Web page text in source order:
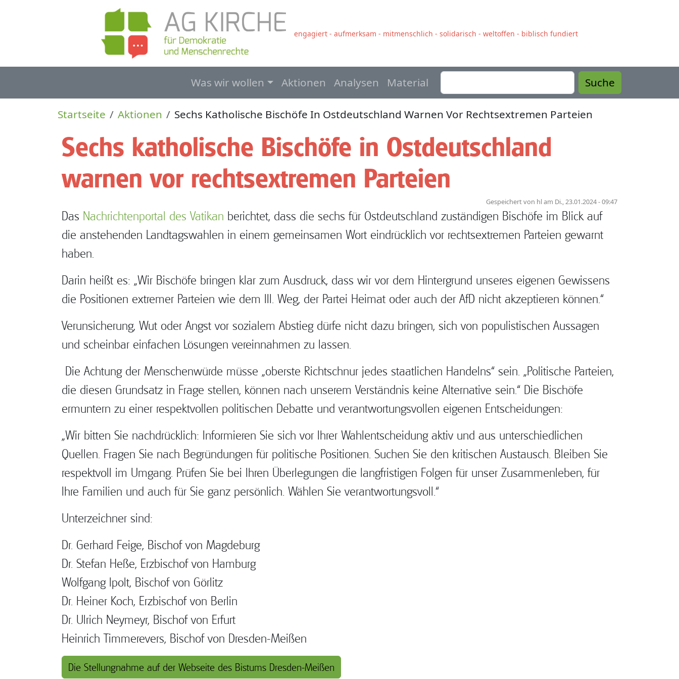
engagiert - aufmerksam - mitmenschlich - solidarisch - weltoffen - biblisch fundiert
Hauptnavigation
Was wir wollen Aktionen Analysen Material
Pfadnavigation
Startseite Aktionen Sechs Katholische Bischöfe In Ostdeutschland Warnen Vor Rechtsextremen Parteien
Sechs katholische Bischöfe in Ostdeutschland
warnen vor rechtsextremen Parteien
Gespeichert von hlam Di., 23.01.2024 - 09:47
Das Nachrichtenportal des Vatikan berichtet, dass die sechs für Ostdeutschland zuständigen Bischöfe im Blick auf
die anstehenden Landtagswahlen in einem gemeinsamen Wort eindrücklich vor rechtsextremen Parteien gewarnt
haben.
Darin heißt es: „Wir Bischöfe bringen klar zum Ausdruck, dass wir vor dem Hintergrund unseres eigenen Gewissens
die Positionen extremer Parteien wie dem III. Weg, der Partei Heimat oder auch der AfD nicht akzeptieren können.“
Verunsicherung, Wut oder Angst vor sozialem Abstieg dürfe nicht dazu bringen, sich von populistischen Aussagen
und scheinbar einfachen Lösungen vereinnahmen zu lassen.
Die Achtung der Menschenwürde müsse „oberste Richtschnur jedes staatlichen Handelns“ sein. „Politische Parteien,
die diesen Grundsatz in Frage stellen, können nach unserem Verständnis keine Alternative sein.“ Die Bischöfe
ermuntern zu einer respektvollen politischen Debatte und verantwortungsvollen eigenen Entscheidungen:
„Wir bitten Sie nachdrücklich: Informieren Sie sich vor Ihrer Wahlentscheidung aktiv und aus unterschiedlichen
Quellen. Fragen Sie nach Begründungen für politische Positionen. Suchen Sie den kritischen Austausch. Bleiben Sie
respektvoll im Umgang. Prüfen Sie bei Ihren Überlegungen die langfristigen Folgen für unser Zusammenleben, für
Ihre Familien und auch für Sie ganz persönlich. Wählen Sie verantwortungsvoll.“
Unterzeichner sind:
Dr. Gerhard Feige, Bischof von Magdeburg
Dr. Stefan Heße, Erzbischof von Hamburg
Wolfgang Ipolt, Bischof von Görlitz
Dr. Heiner Koch, Erzbischof von Berlin
Dr. Ulrich Neymeyr, Bischof von Erfurt
Heinrich Timmerevers, Bischof von Dresden-Meißen
Die Stellungnahme auf der Webseite des Bistums Dresden-Meißen